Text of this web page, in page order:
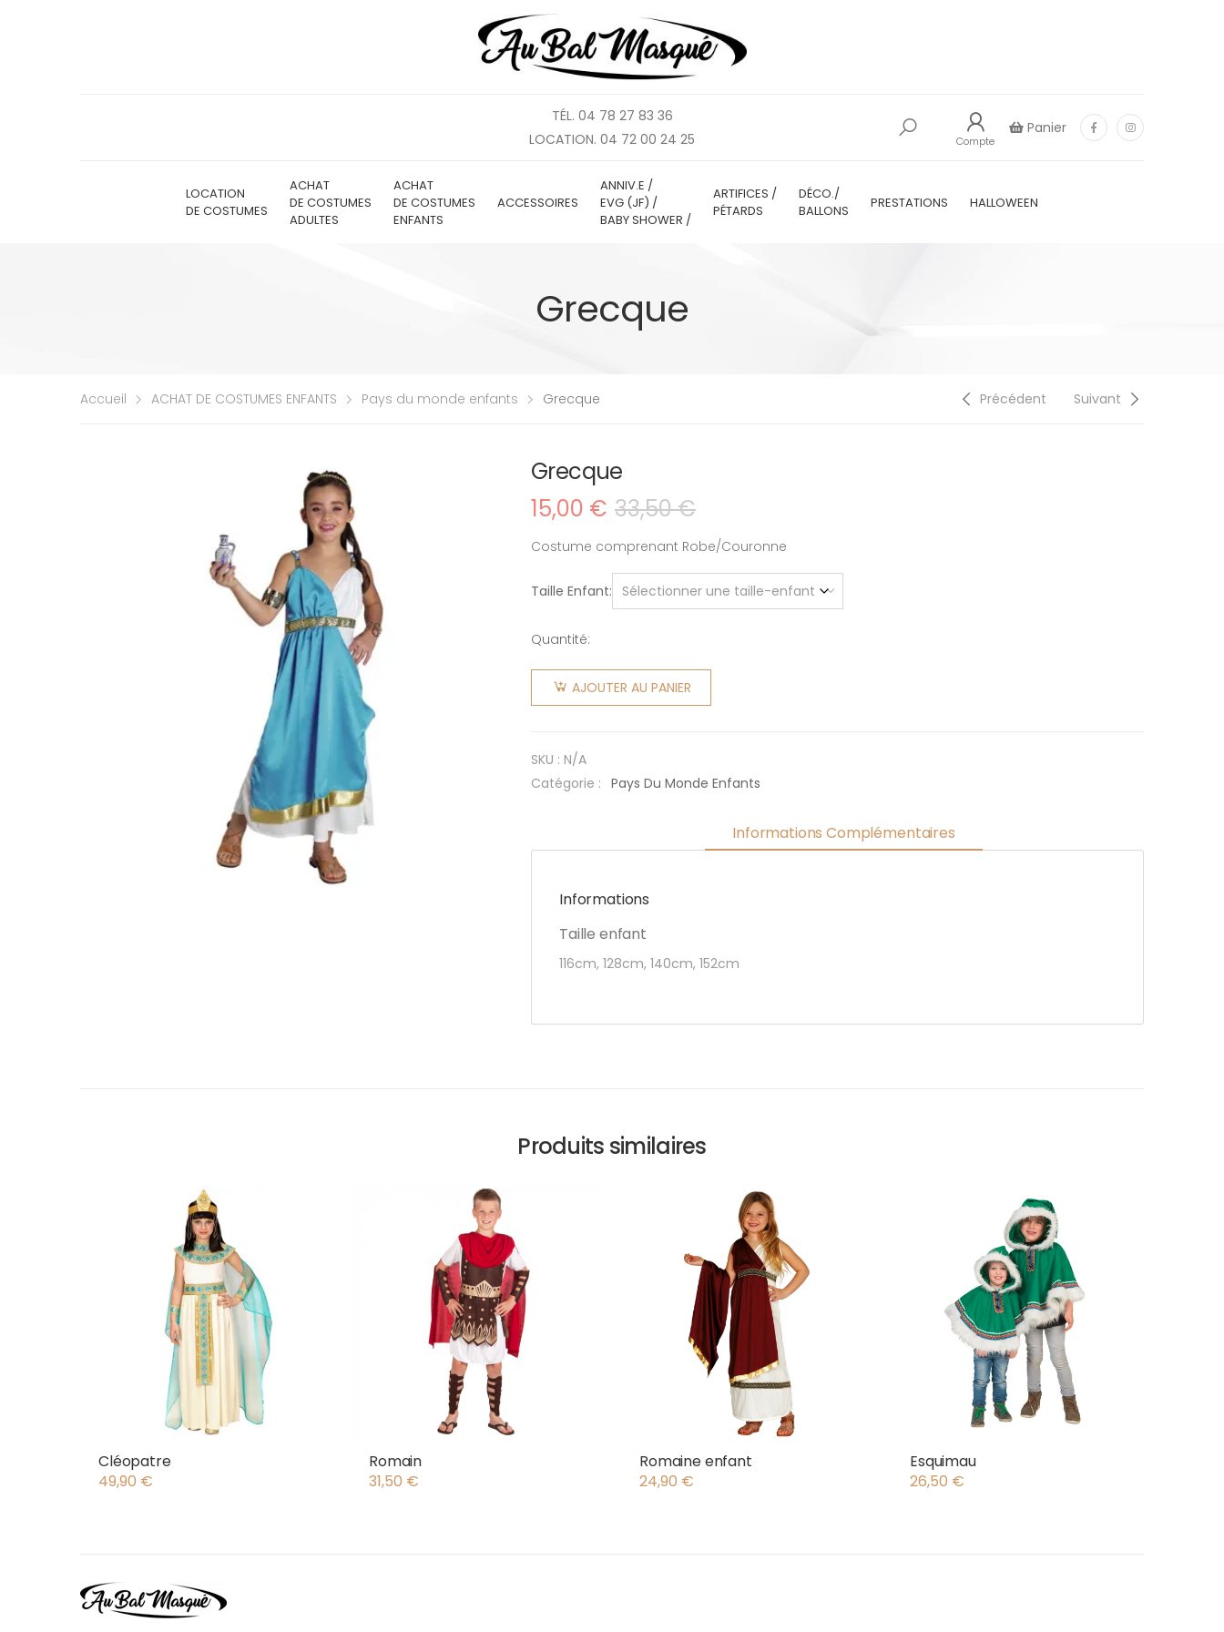
TÉL. 04 78 27 83 36
LOCATION. 04 72 00 24 25
Compte
Panier
LOCATION
DE COSTUMES
ACHAT
DE COSTUMES
ADULTES
ACHAT
DE COSTUMES
ENFANTS
ACCESSOIRES
ANNIV.E /
EVG (JF) /
BABY SHOWER /
ARTIFICES /
PÉTARDS
DÉCO./
BALLONS
PRESTATIONS HALLOWEEN
Grecque
Accueil ACHAT DE COSTUMES ENFANTS Pays du monde enfants Grecque Précédent Suivant
Grecque
33,50€
Le
initial
15,00 €
Le
actuel
Costume comprenant Robe/Couronne
Taille Enfant
Quantité:
quantité
de
Grecque
AJOUTER AU PANIER
SKU : N/A
Catégorie : Pays Du Monde Enfants
Informations Complémentaires
Informations
Taille enfant
116cm, 128cm, 140cm, 152cm
Produits similaires
Cléopatre
49,90 €
Romain
31,50 €
Romaine enfant
24,90 €
Esquimau
26,50 €